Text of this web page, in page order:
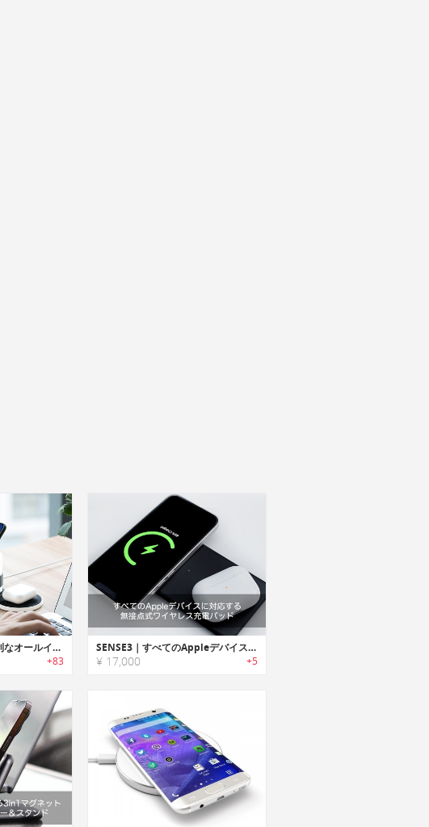
MagDock｜旅行に便利なオールインワンワイヤレスチャージャー「マグドック」
+83
SENSE3｜すべてのAppleデバイスに対応する無接点式ワイヤレス充電パッド
¥ 17,000 +5